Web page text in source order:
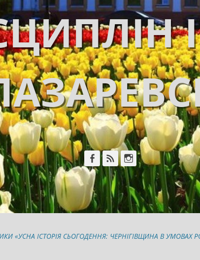
Facebook
Feed Instagram
«УСНА ІСТОРІЯ СЬОГОДЕННЯ: ЧЕРНІГІВЩИНА В УМОВАХ